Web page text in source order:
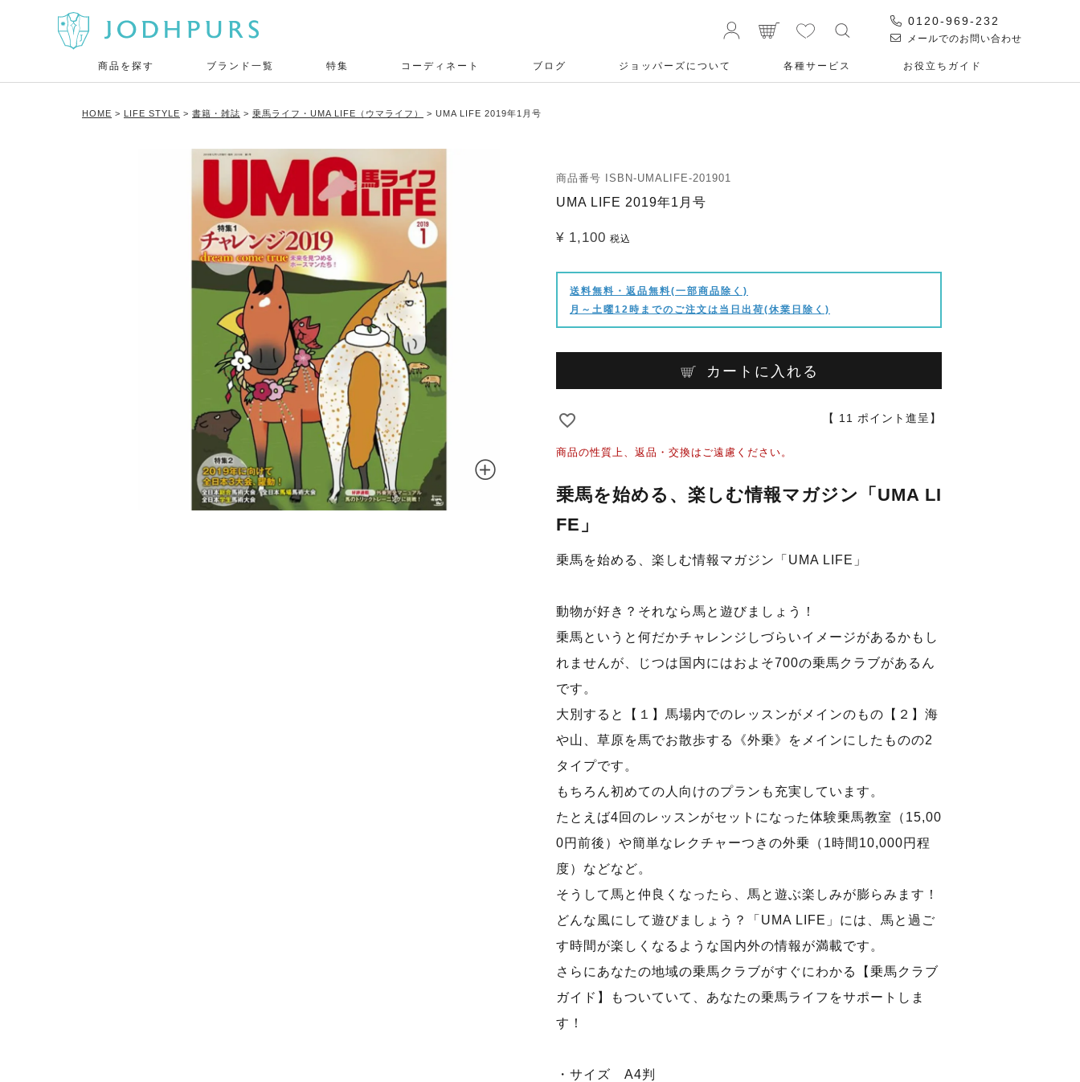
0120-969-232
メールでのお問い合わせ
商品を探す ブランド一覧 特集 コーディネート ブログ ジョッパーズについて 各種サービス お役⽴ちガイド
HOME LIFE STYLE 書籍・雑誌 乗馬ライフ・UMA LIFE（ウマライフ） UMA LIFE 2019年1月号
商品番号 ISBN-UMALIFE-201901
UMA LIFE 2019年1月号
¥ 1,100 税込
送料無料・返品無料(一部商品除く)
月～土曜12時までのご注文は当日出荷(休業日除く)
カートに入れる
【 11 ポイント進呈】
商品の性質上、返品・交換はご遠慮ください。
乗馬を始める、楽しむ情報マガジン「UMA LI
FE」
乗馬を始める、楽しむ情報マガジン「UMA LIFE」
動物が好き？それなら馬と遊びましょう！
乗馬というと何だかチャレンジしづらいイメージがあるかもし
れませんが、じつは国内にはおよそ700の乗馬クラブがあるん
です。
大別すると【１】馬場内でのレッスンがメインのもの【２】海
や山、草原を馬でお散歩する《外乗》をメインにしたものの2
タイプです。
もちろん初めての人向けのプランも充実しています。
たとえば4回のレッスンがセットになった体験乗馬教室（15,00
0円前後）や簡単なレクチャーつきの外乗（1時間10,000円程
度）などなど。
そうして馬と仲良くなったら、馬と遊ぶ楽しみが膨らみます！
どんな風にして遊びましょう？「UMA LIFE」には、馬と過ご
す時間が楽しくなるような国内外の情報が満載です。
さらにあなたの地域の乗馬クラブがすぐにわかる【乗馬クラブ
ガイド】もついていて、あなたの乗馬ライフをサポートしま
す！
・サイズ A4判